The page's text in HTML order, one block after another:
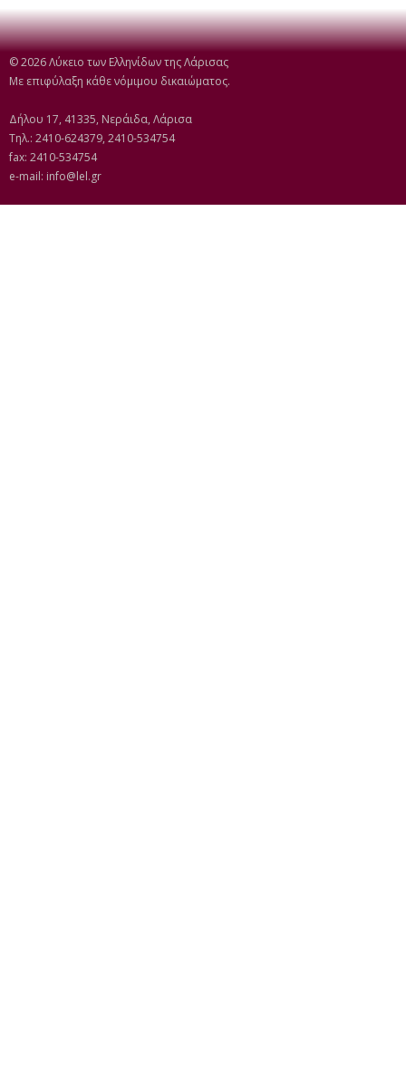
© 2026 Λύκειο των Ελληνίδων της Λάρισας
Με επιφύλαξη κάθε νόμιμου δικαιώματος.
Δήλου 17, 41335, Νεράιδα, Λάρισα
Τηλ.: 2410-624379, 2410-534754
fax: 2410-534754
e-mail: info@lel.gr